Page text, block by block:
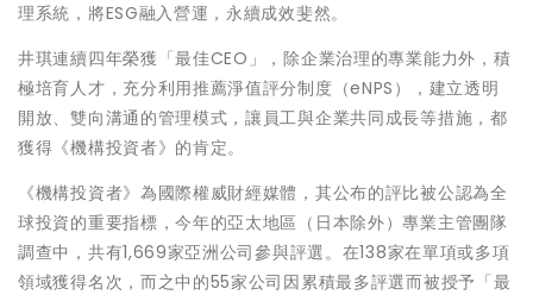
理系統，將ESG融入營運，永續成效斐然。
井琪連續四年榮獲「最佳CEO」，除企業治理的專業能力外，積
極培育人才，充分利用推薦淨值評分制度（eNPS），建立透明
開放、雙向溝通的管理模式，讓員工與企業共同成長等措施，都
獲得《機構投資者》的肯定。
《機構投資者》為國際權威財經媒體，其公布的評比被公認為全
球投資的重要指標，今年的亞太地區（日本除外）專業主管團隊
調查中，共有1,669家亞洲公司參與評選。在138家在單項或多項
領域獲得名次，而之中的55家公司因累積最多評選而被授予「最